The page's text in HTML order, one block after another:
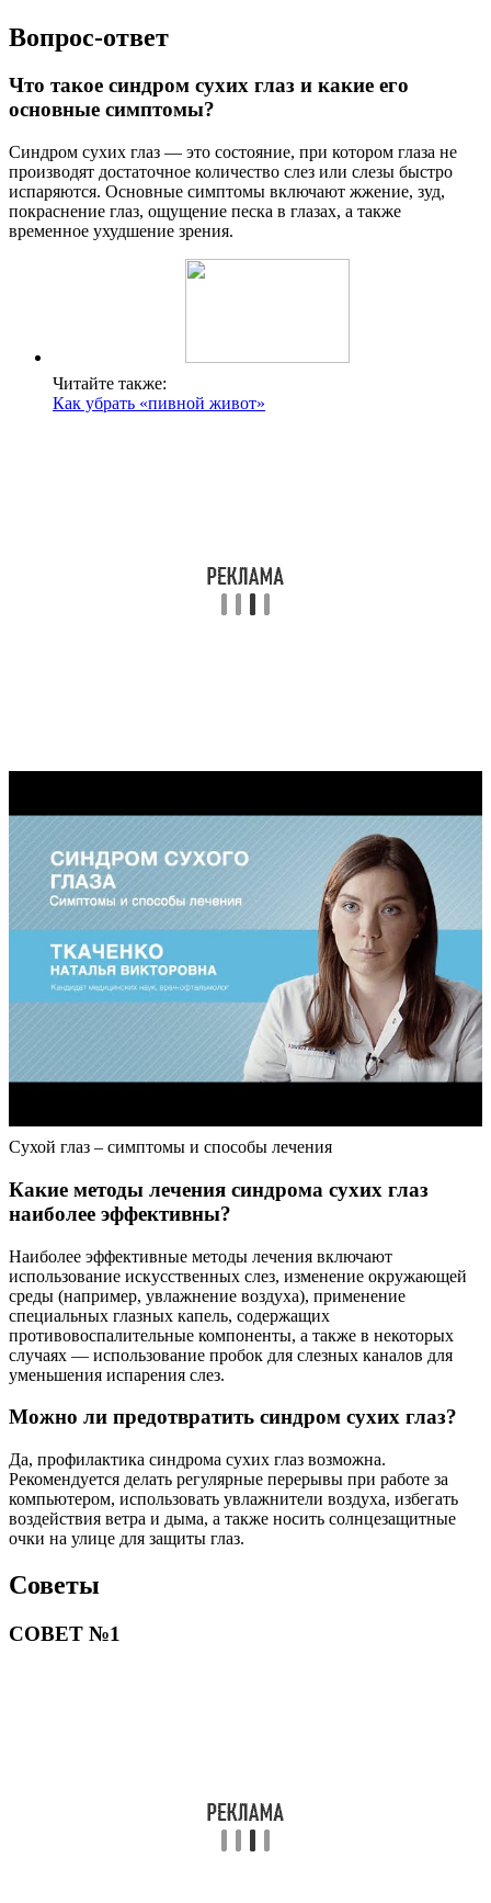
Вопрос-ответ
Что такое синдром сухих глаз и какие его
основные симптомы?
Синдром сухих глаз — это состояние, при котором глаза не
производят достаточное количество слез или слезы быстро
испаряются. Основные симптомы включают жжение, зуд,
покраснение глаз, ощущение песка в глазах, а также
временное ухудшение зрения.
Читайте также:
Как убрать «пивной живот»
Сухой глаз – симптомы и способы лечения
Какие методы лечения синдрома сухих глаз
наиболее эффективны?
Наиболее эффективные методы лечения включают
использование искусственных слез, изменение окружающей
среды (например, увлажнение воздуха), применение
специальных глазных капель, содержащих
противовоспалительные компоненты, а также в некоторых
случаях — использование пробок для слезных каналов для
уменьшения испарения слез.
Можно ли предотвратить синдром сухих глаз?
Да, профилактика синдрома сухих глаз возможна.
Рекомендуется делать регулярные перерывы при работе за
компьютером, использовать увлажнители воздуха, избегать
воздействия ветра и дыма, а также носить солнцезащитные
очки на улице для защиты глаз.
Советы
СОВЕТ №1